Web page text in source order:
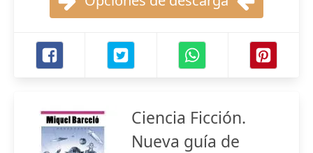
Ciencia Ficción.
Nueva guía de